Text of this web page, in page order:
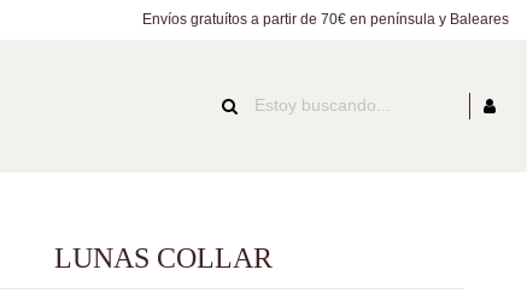
Envíos gratuítos a partir de 70€ en península y Baleares
LUNAS COLLAR